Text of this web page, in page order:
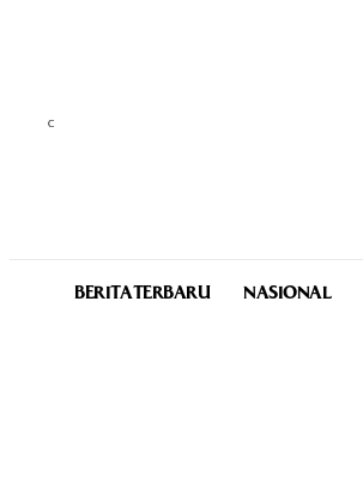
C
BERITA TERBARU NASIONAL